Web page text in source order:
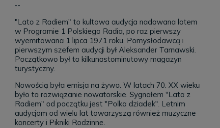
--
"Lato z Radiem" to kultowa audycja nadawana latem
w Programie 1 Polskiego Radia, po raz pierwszy
wyemitowana 1 lipca 1971 roku. Pomysłodawcą i
pierwszym szefem audycji był Aleksander Tarnawski.
Początkowo był to kilkunastominutowy magazyn
turystyczny.
Nowością była emisja na żywo. W latach 70. XX wieku
było to rozwiązanie nowatorskie. Sygnałem "Lata z
Radiem" od początku jest "Polka dziadek". Letnim
audycjom od wielu lat towarzyszą również muzyczne
koncerty i Pikniki Rodzinne.